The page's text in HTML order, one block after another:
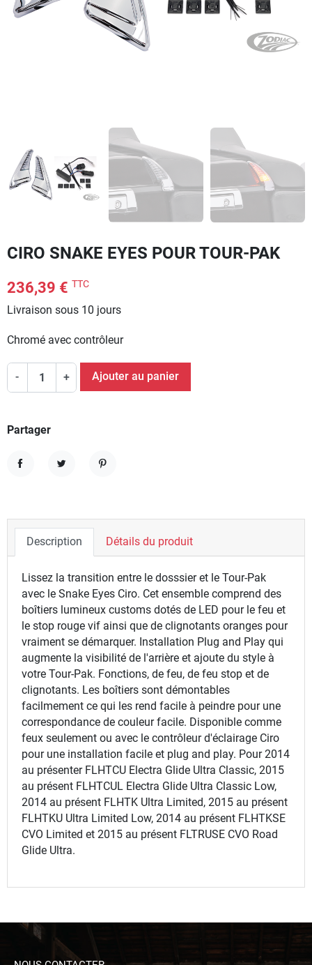
CIRO SNAKE EYES POUR TOUR-PAK
236,39 € TTC
Livraison sous 10 jours
Chromé avec contrôleur
- + Ajouter au panier
Partager
Description Détails du produit
Lissez la transition entre le dosssier et le Tour-Pak
avec le Snake Eyes Ciro. Cet ensemble comprend des
boîtiers lumineux customs dotés de LED pour le feu et
le stop rouge vif ainsi que de clignotants oranges pour
vraiment se démarquer. Installation Plug and Play qui
augmente la visibilité de l'arrière et ajoute du style à
votre Tour-Pak. Fonctions, de feu, de feu stop et de
clignotants. Les boîtiers sont démontables
facilmement ce qui les rend facile à peindre pour une
correspondance de couleur facile. Disponible comme
feux seulement ou avec le contrôleur d'éclairage Ciro
pour une installation facile et plug and play. Pour 2014
au présenter FLHTCU Electra Glide Ultra Classic, 2015
au présent FLHTCUL Electra Glide Ultra Classic Low,
2014 au présent FLHTK Ultra Limited, 2015 au présent
FLHTKU Ultra Limited Low, 2014 au présent FLHTKSE
CVO Limited et 2015 au présent FLTRUSE CVO Road
Glide Ultra.